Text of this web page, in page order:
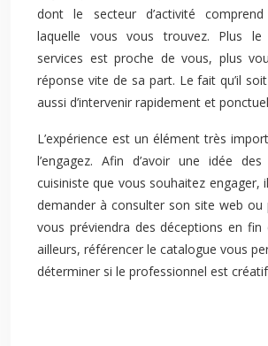
dont le secteur d’activité
laquelle vous vous trouvez. Plus le
services est proche de vous, plus
réponse vite de sa part. Le fait qu’il
aussi d’intervenir rapidement et
L’expérience est un élément très
l’engagez. Afin d’avoir une idée
cuisiniste que vous souhaitez engager,
demander à consulter son site web
vous préviendra des déceptions en fin
ailleurs, référencer le catalogue vous
déterminer si le professionnel est